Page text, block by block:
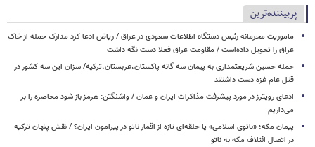
پربیننده‌ترین
ماموریت محرمانه رئیس دستگاه اطلاعات سعودی در عراق / ریاض ادعا کرد مدارک حمله از خاک
عراق را تحویل داده‌است / مقاومت عراق فعلا دست نگه داشت
حمله حسین شریعتمداری به پیمان سه گانه پاکستان،عربستان،ترکیه/ سزان این سه کشور در
قتل عام غزه دست داشتند
ادعای رویترز در مورد پیشرفت مذاکرات ایران و عمان / واشنگتن: هرمز باز شود محاصره را بر
می‌داریم
پیمان مکه؛ «ناتوی اسلامی» یا حلقه‌ای تازه از اقمار ناتو در پیرامون ایران؟ / نقش پنهان ترکیه
در اتصال ائتلاف مکه به ناتو